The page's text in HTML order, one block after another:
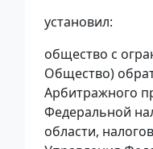
установил:
общество с
Общество)
Арбитражного
Федеральной
области,